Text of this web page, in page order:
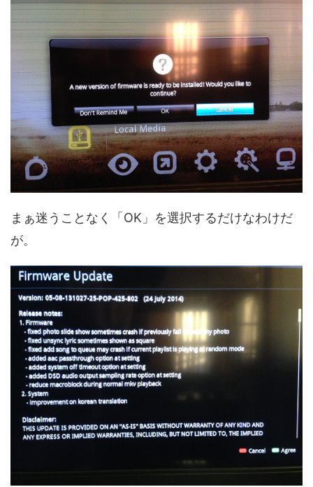
まぁ迷うことなく「OK」を選択するだけなわけだ
が。